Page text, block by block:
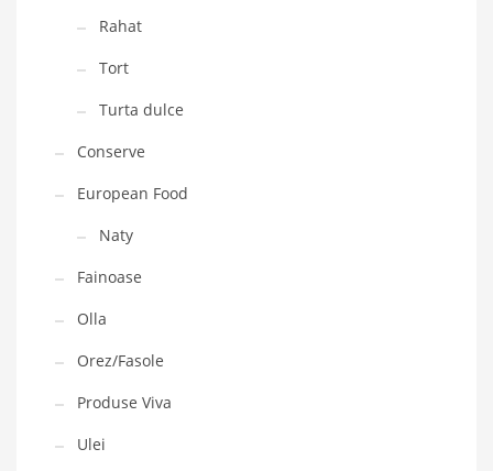
Rahat
Tort
Turta dulce
Conserve
European Food
Naty
Fainoase
Olla
Orez/Fasole
Produse Viva
Ulei